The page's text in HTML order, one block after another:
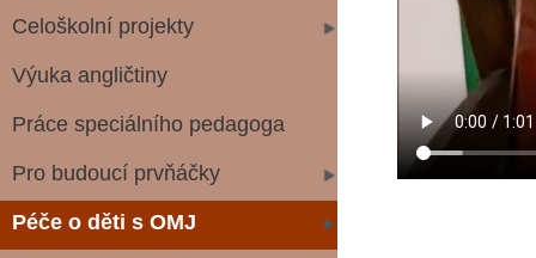
Celoškolní projekty
Výuka angličtiny
Práce speciálního pedagoga
Pro budoucí prvňáčky
Péče o děti s OMJ